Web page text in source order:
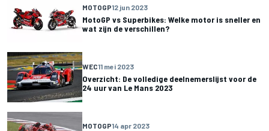
MOTOGP12 jun 2023
MotoGP vs Superbikes: Welke motor is sneller en
wat zijn de verschillen?
WEC11 mei 2023
Overzicht: De volledige deelnemerslijst voor de
24 uur van Le Mans 2023
MOTOGP14 apr 2023